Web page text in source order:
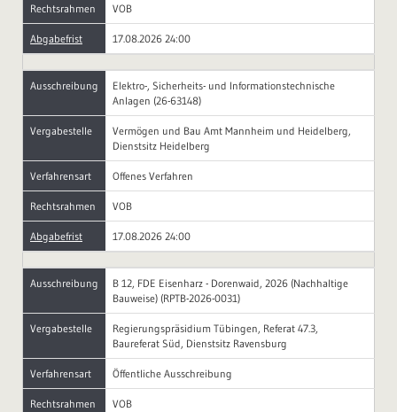
Rechtsrahmen VOB
Abgabefrist 17.08.2026 24:00
Ausschreibung
Elektro-, Sicherheits- und Informationstechnische
Anlagen (26-63148)
Vergabestelle
Vermögen und Bau Amt Mannheim und Heidelberg,
Dienstsitz Heidelberg
Verfahrensart Offenes Verfahren
Rechtsrahmen VOB
Abgabefrist 17.08.2026 24:00
Ausschreibung
B 12, FDE Eisenharz - Dorenwaid, 2026 (Nachhaltige
Bauweise) (RPTB-2026-0031)
Vergabestelle
Regierungspräsidium Tübingen, Referat 47.3,
Baureferat Süd, Dienstsitz Ravensburg
Verfahrensart Öffentliche Ausschreibung
Rechtsrahmen VOB